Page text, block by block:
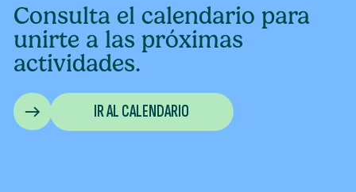
Consulta el calendario para
unirte a las próximas
actividades.
IR AL CALENDARIO